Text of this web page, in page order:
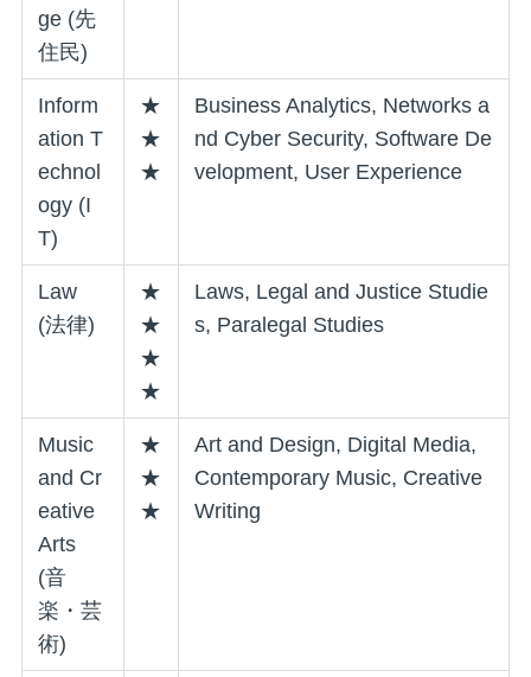
ge (先
住民)
Inform
ation T
echnol
ogy (I
T)
★
★
★
Business Analytics, Networks a
nd Cyber Security, Software De
velopment, User Experience
Law
(法律)
★
★
★
★
Laws, Legal and Justice Studie
s, Paralegal Studies
Music
and Cr
eative
Arts
(音
楽・芸
術)
★
★
★
Art and Design, Digital Media,
Contemporary Music, Creative
Writing